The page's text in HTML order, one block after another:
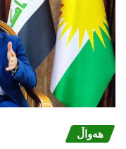
هەواڵ